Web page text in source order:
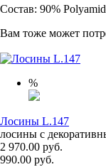
Состав: 90%
Вам тоже может
%
Лосины L.147
лосины с
2 970.00 руб.
990.00 руб.